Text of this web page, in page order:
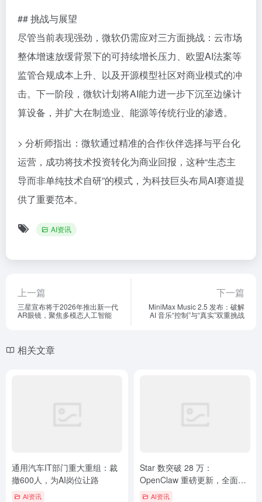
## 挑战与展望
尽管当前表现强劲，微软仍需应对三方面挑战：云市场
整体增速放缓背景下的可持续增长压力、欧盟AI法案等
监管合规成本上升、以及开源模型社区对商业模式的冲
击。下一阶段，微软计划将AI能力进一步下沉至边缘计
算设备，并扩大在制造业、能源等传统行业的渗透。
> 分析师指出：微软通过精准的合作伙伴选择与平台化
运营，成功将技术投资转化为商业回报，这种“生态主
导而非单纯技术自研”的模式，为科技巨头布局AI赛道提
供了重要范本。
AI资讯
上一篇
三星宣布将于2026年推出新一代
AR眼镜，聚焦多模态人工智能
下一篇
MiniMax Music 2.5 发布：破解
AI 音乐“控制”与“真实”双重挑战
相关文章
通用汽车IT部门重大重组：裁
撤600人，为AI岗位让路
AI资讯
Star 数突破 28 万：
OpenClaw 重磅更新，全面兼
容 GPT-5.4 及“记忆热插拔”功
AI资讯